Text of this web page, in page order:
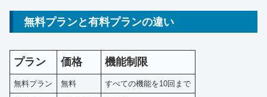
無料プランと有料プランの違い
プラン 価格 機能制限
無料プラン 無料 すべての機能を10回まで